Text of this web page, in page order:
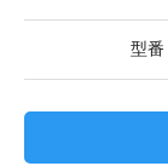
型番